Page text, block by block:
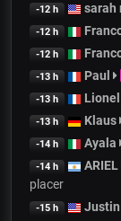
-12 h sarah
-12 h
-12 h
-13 h Paul
-13 h Lionel
-13 h Klaus
-14 h Ayala
-14 h ARIEL
placer
-15 h Justin